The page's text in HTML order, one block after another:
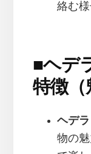
絡む様
■ヘデ
特徴（
ヘデ
物の